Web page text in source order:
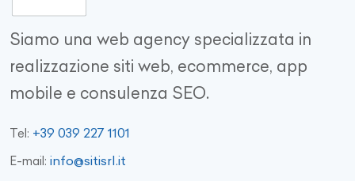
Siamo una web agency specializzata in
realizzazione siti web, ecommerce, app
mobile e consulenza SEO.
Tel: +39 039 227 1101
E-mail: info@sitisrl.it